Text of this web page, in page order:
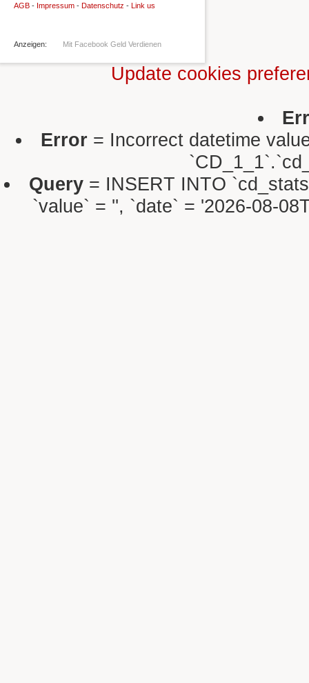
AGB - Impressum - Datenschutz - Link us
Anzeigen: Mit Facebook Geld Verdienen
Update cookies
Error = Incorrect datetime
Query= INSERT INTO
`value` = '', `date` = '2026-08-